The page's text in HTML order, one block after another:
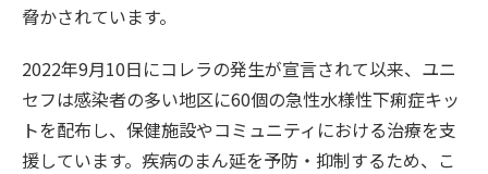
脅かされています。
2022年9月10日にコレラの発生が宣言されて以来、ユニ
セフは感染者の多い地区に60個の急性水様性下痢症キッ
トを配布し、保健施設やコミュニティにおける治療を支
援しています。疾病のまん延を予防・抑制するため、こ